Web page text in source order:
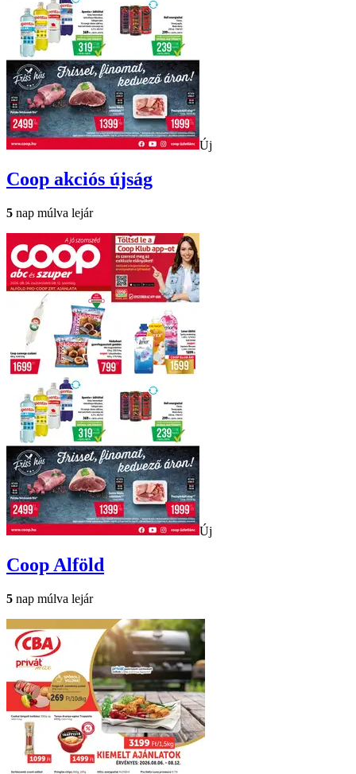
Új
Coop akciós újság
5 nap múlva lejár
Új
Coop Alföld
5 nap múlva lejár